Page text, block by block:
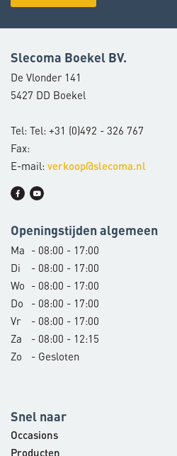
Slecoma Boekel BV.
De Vlonder 141
5427 DD Boekel
Tel: Tel: +31 (0)492 - 326 767
Fax:
E-mail: verkoop@slecoma.nl
Openingstijden algemeen
Ma
- 08:00 - 17:00
Di
- 08:00 - 17:00
Wo
- 08:00 - 17:00
Do
- 08:00 - 17:00
Vr
- 08:00 - 17:00
Za
- 08:00 - 12:15
Zo
- Gesloten
Snel naar
Occasions
Producten